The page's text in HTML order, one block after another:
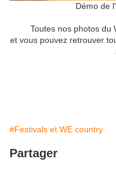
Démo de
Toutes nos photos du
et vous pouvez retrouver
#Festivals et WE country
Partager